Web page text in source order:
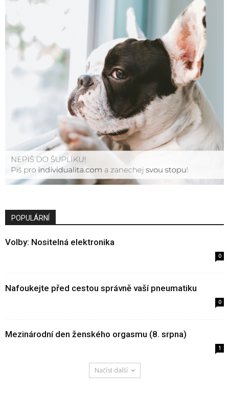
POPULÁRNÍ
Volby: Nositelná elektronika
0
Nafoukejte před cestou správně vaší pneumatiku
0
Mezinárodní den ženského orgasmu (8. srpna)
1
Načíst další